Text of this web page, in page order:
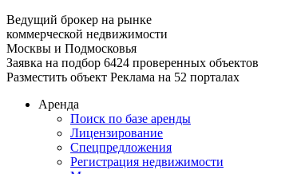
Ведущий брокер на рынке
коммерческой недвижимости
Москвы и Подмосковья
Заявка на подбор 6424 проверенных объектов
Разместить объект Реклама на 52 порталах
Аренда
Поиск по базе аренды
Лицензирование
Спецпредложения
Регистрация недвижимости